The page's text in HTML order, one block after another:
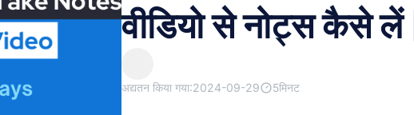
वीडियो से नोट्स कैसे
अद्यतन किया गया:2024-09-29 5मिनट